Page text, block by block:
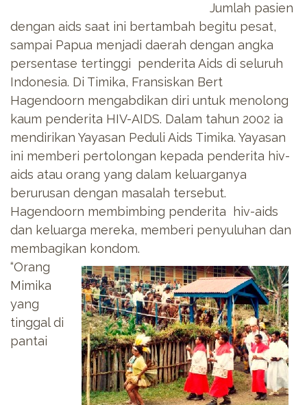
Jumlah pasien
dengan aids saat ini bertambah begitu pesat,
sampai Papua menjadi daerah dengan angka
persentase tertinggi penderita Aids di seluruh
Indonesia. Di Timika, Fransiskan Bert
Hagendoorn mengabdikan diri untuk menolong
kaum penderita HIV-AIDS. Dalam tahun 2002 ia
mendirikan Yayasan Peduli Aids Timika. Yayasan
ini memberi pertolongan kepada penderita hiv-
aids atau orang yang dalam keluarganya
berurusan dengan masalah tersebut.
Hagendoorn membimbing penderita hiv-aids
dan keluarga mereka, memberi penyuluhan dan
membagikan kondom.
“Orang
Mimika
yang
tinggal di
pantai